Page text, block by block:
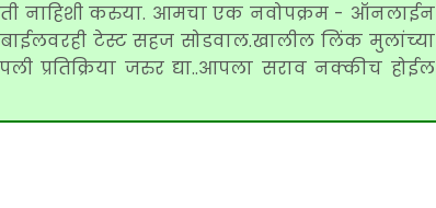
नाहिशी करुया. आमचा एक नवोपक्रम - ऑनलाईन
टेस्ट सहज सोडवाल.खालील लिंक मुलांच्या
प्रतिक्रिया जरुर द्या..आपला सराव नक्कीच होईल